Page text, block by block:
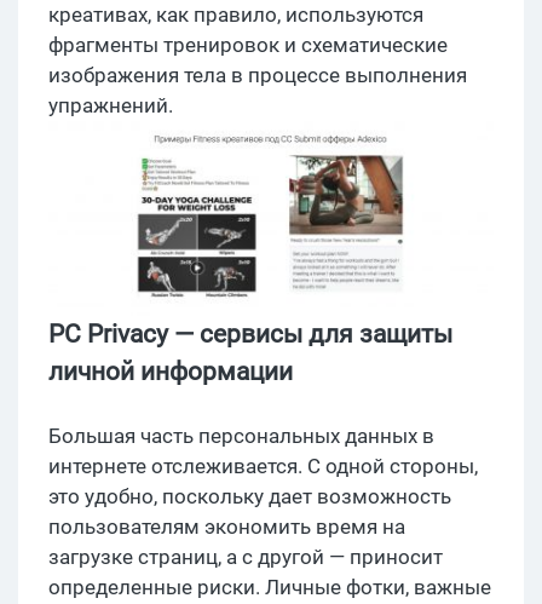
креативах, как правило, используются
фрагменты тренировок и схематические
изображения тела в процессе выполнения
упражнений.
PC Privacy — сервисы для защиты
личной информации
Большая часть персональных данных в
интернете отслеживается. С одной стороны,
это удобно, поскольку дает возможность
пользователям экономить время на
загрузке страниц, а с другой — приносит
определенные риски. Личные фотки, важные